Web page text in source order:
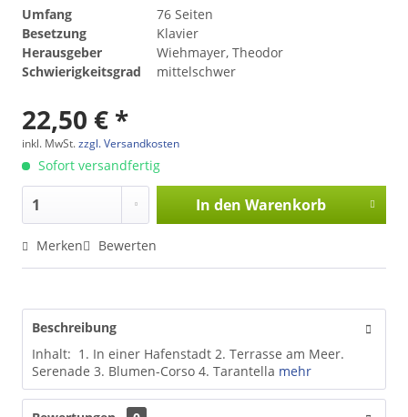
Umfang
76 Seiten
Besetzung
Klavier
Herausgeber
Wiehmayer, Theodor
Schwierigkeitsgrad
mittelschwer
22,50 € *
inkl. MwSt.zzgl. Versandkosten
Sofort versandfertig
In den Warenkorb
Merken Bewerten
Beschreibung
Inhalt: 1. In einer Hafenstadt 2. Terrasse am Meer.
Serenade 3. Blumen-Corso 4. Tarantella mehr